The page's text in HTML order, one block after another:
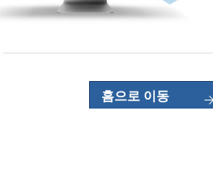
홈으로 이동